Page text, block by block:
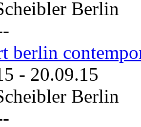
Berlin
berlin
- 20.09.15
Berlin